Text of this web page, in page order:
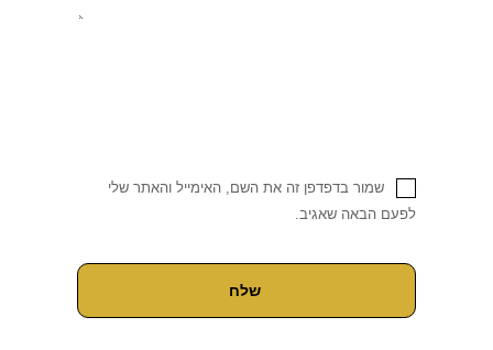
שמור בדפדפן זה את השם, האימייל והאתר שלי
לפעם הבאה שאגיב.